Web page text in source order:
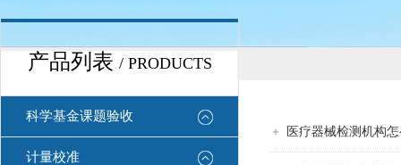
产品列表 / PRODUCTS
科学基金课题验收
计量校准
医疗器械检测机构